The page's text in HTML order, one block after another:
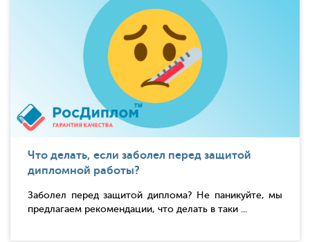
Что делать, если заболел перед защитой
дипломной работы?
Заболел перед защитой диплома? Не паникуйте, мы
предлагаем рекомендации, что делать в таки ...